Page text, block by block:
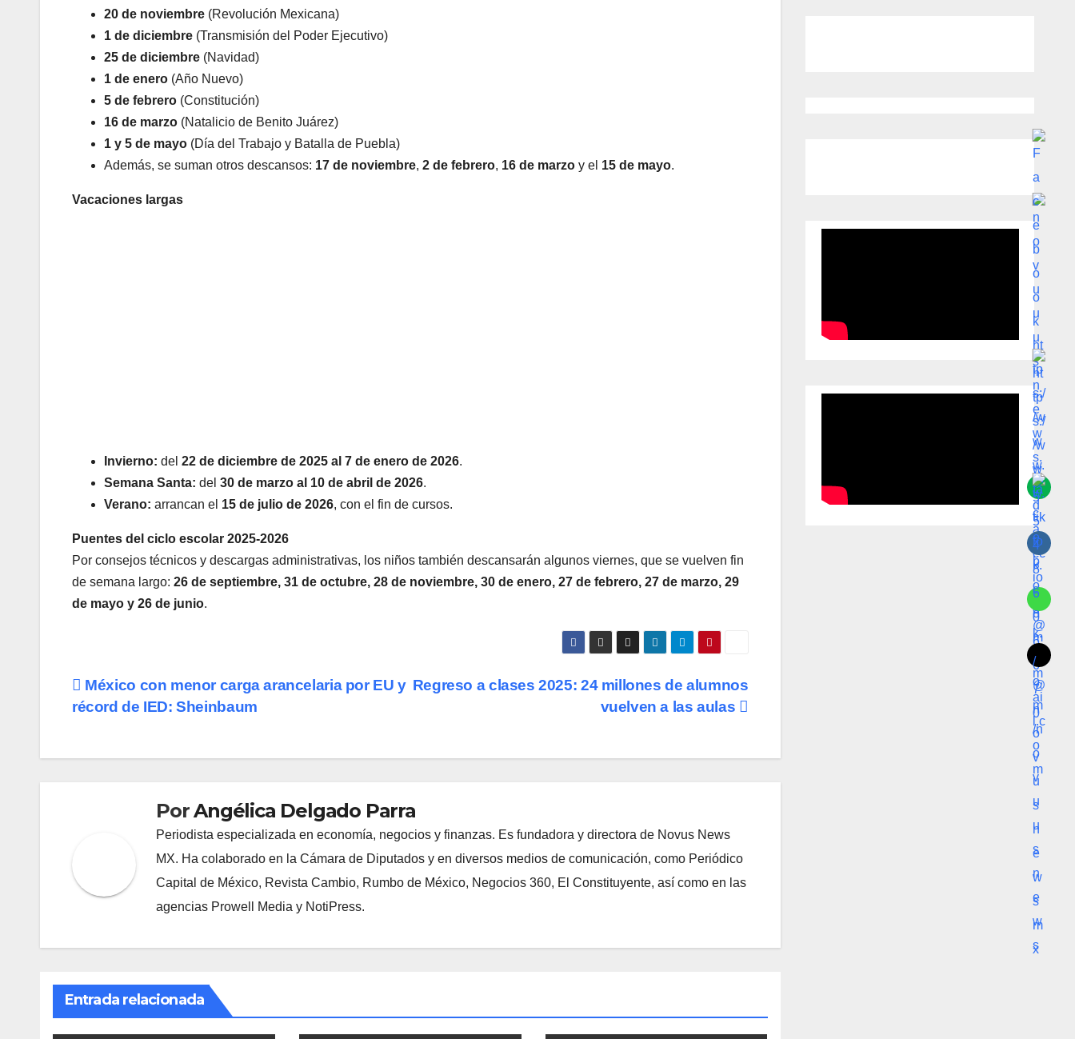
20 de noviembre (Revolución Mexicana)
1 de diciembre (Transmisión del Poder Ejecutivo)
25 de diciembre (Navidad)
1 de enero (Año Nuevo)
5 de febrero (Constitución)
16 de marzo (Natalicio de Benito Juárez)
1 y 5 de mayo (Día del Trabajo y Batalla de Puebla)
Además, se suman otros descansos: 17 de noviembre, 2 de febrero, 16 de marzo y el 15 de mayo.
Vacaciones largas
Invierno: del 22 de diciembre de 2025 al 7 de enero de 2026.
Semana Santa: del 30 de marzo al 10 de abril de 2026.
Verano: arrancan el 15 de julio de 2026, con el fin de cursos.
Puentes del ciclo escolar 2025-2026
Por consejos técnicos y descargas administrativas, los niños también descansarán algunos viernes, que se vuelven fin
de semana largo: 26 de septiembre, 31 de octubre, 28 de noviembre, 30 de enero, 27 de febrero, 27 de marzo, 29
de mayo y 26 de junio.
Navegación
entradas
Regreso a clases 2025: 24 millones de alumnos
vuelven a las aulas
México con menor carga arancelaria por EU y
récord de IED: Sheinbaum
PorAngélica Delgado Parra
Periodista especializada en economía, negocios y finanzas. Es fundadora y directora de Novus News
MX. Ha colaborado en la Cámara de Diputados y en diversos medios de comunicación, como Periódico
Capital de México, Revista Cambio, Rumbo de México, Negocios 360, El Constituyente, así como en las
agencias Prowell Media y NotiPress.
Entrada relacionada